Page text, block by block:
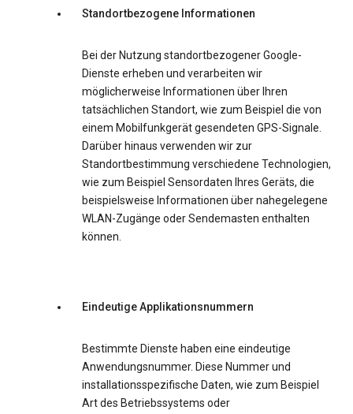
Standortbezogene Informationen
Bei der Nutzung standortbezogener Google-
Dienste erheben und verarbeiten wir
möglicherweise Informationen über Ihren
tatsächlichen Standort, wie zum Beispiel die von
einem Mobilfunkgerät gesendeten GPS-Signale.
Darüber hinaus verwenden wir zur
Standortbestimmung verschiedene Technologien,
wie zum Beispiel Sensordaten Ihres Geräts, die
beispielsweise Informationen über nahegelegene
WLAN-Zugänge oder Sendemasten enthalten
können.
Eindeutige Applikationsnummern
Bestimmte Dienste haben eine eindeutige
Anwendungsnummer. Diese Nummer und
installationsspezifische Daten, wie zum Beispiel
Art des Betriebssystems oder